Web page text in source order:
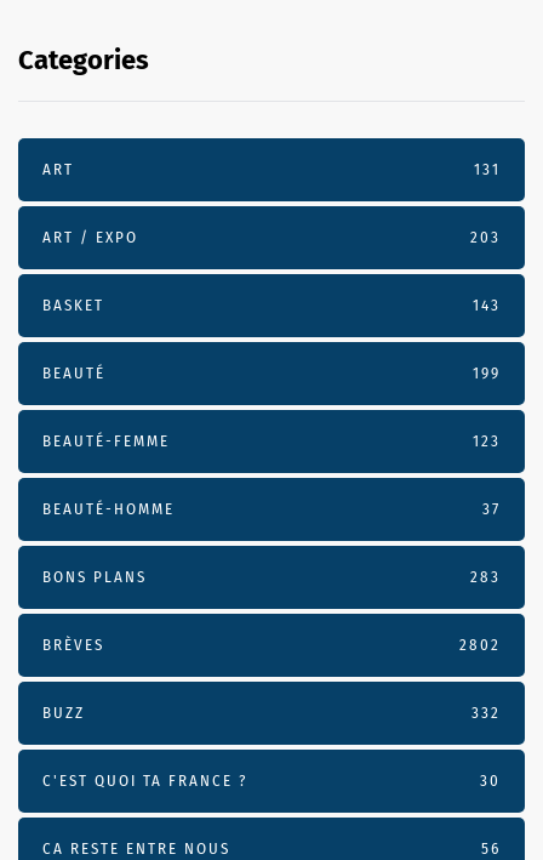
Categories
ART 131
ART / EXPO 203
BASKET 143
BEAUTÉ 199
BEAUTÉ-FEMME 123
BEAUTÉ-HOMME 37
BONS PLANS 283
BRÈVES 2802
BUZZ 332
C'EST QUOI TA FRANCE ? 30
CA RESTE ENTRE NOUS 56